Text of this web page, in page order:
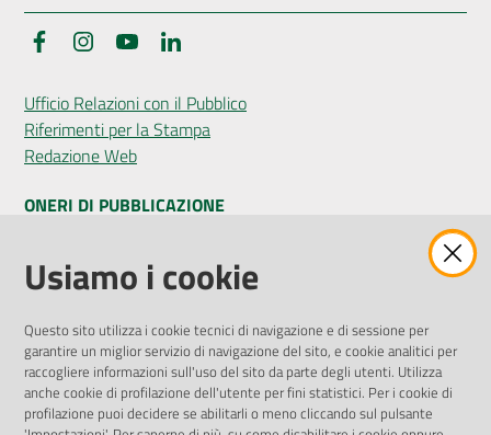
FacebookInstagramYouTube
Ufficio Relazioni con il Pubblico
Riferimenti per la Stampa
Redazione Web
ONERI DI PUBBLICAZIONE
Amministrazione Trasparente
Pubblicità legale
Privacy Policy
Attuazione Misure PNRR
Liste di Attesa
Usiamo i cookie
Questo sito utilizza i cookie tecnici di navigazione e di sessione per
garantire un miglior servizio di navigazione del sito, e cookie analitici per
raccogliere informazioni sull'uso del sito da parte degli utenti. Utilizza
anche cookie di profilazione dell'utente per fini statistici. Per i cookie di
profilazione puoi decidere se abilitarli o meno cliccando sul pulsante